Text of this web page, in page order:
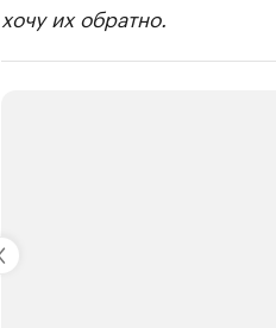
хочу их обратно.